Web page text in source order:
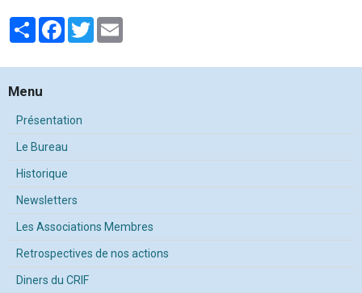
PartagerFacebook
Twitter
Menu
Présentation
Le Bureau
Historique
Newsletters
Les Associations Membres
Retrospectives de nos actions
Diners du CRIF